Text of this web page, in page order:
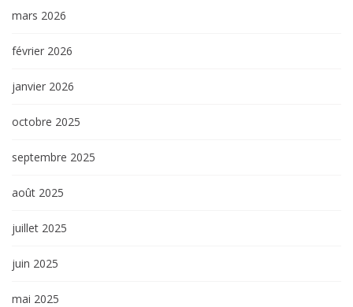
mars 2026
février 2026
janvier 2026
octobre 2025
septembre 2025
août 2025
juillet 2025
juin 2025
mai 2025